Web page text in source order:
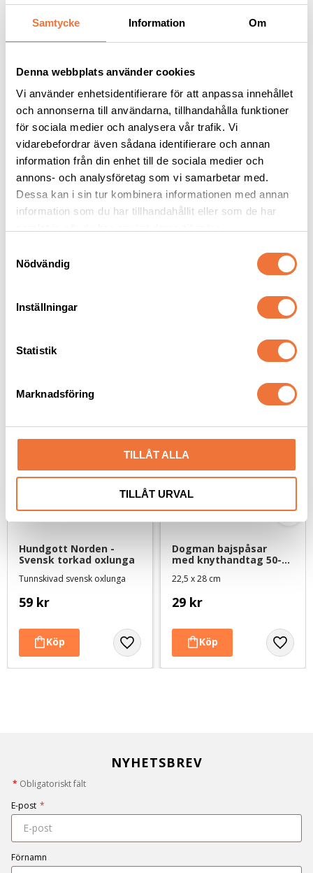
Samtycke Information Om
Denna webbplats använder cookies
Vi använder enhetsidentifierare för att anpassa innehållet
och annonserna till användarna, tillhandahålla funktioner
för sociala medier och analysera vår trafik. Vi
vidarebefordrar även sådana identifierare och annan
information från din enhet till de sociala medier och
annons- och analysföretag som vi samarbetar med.
Dessa kan i sin tur kombinera informationen med annan
information som du har tillhandahållit eller som de har
Nödvändig
Inställningar
Statistik
Marknadsföring
TILLÅT ALLA
TILLÅT URVAL
Andra köpte även
Vetbed Ljusblå - Vita
snöflingor
119kr
Tältpinnar 10-pack
Hundgott Norden -
Svensk torkad oxlunga
Tunnskivad svensk oxlunga
59 kr
Dogman bajspåsar
med knythandtag 50-
22,5 x 28 cm
29 kr
NYHETSBREV
* Obligatoriskt fält
E-post *
Förnamn